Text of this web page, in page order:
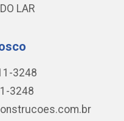
LAR
3248
3248